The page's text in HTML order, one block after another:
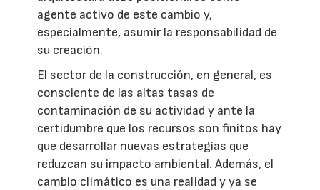
agente activo de este cambio y,
especialmente, asumir la responsabilidad de
su creación.
El sector de la construcción, en general, es
consciente de las altas tasas de
contaminación de su actividad y ante la
certidumbre que los recursos son finitos hay
que desarrollar nuevas estrategias que
reduzcan su impacto ambiental. Además, el
cambio climático es una realidad y ya se